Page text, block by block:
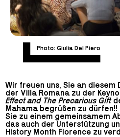
Photo: Giulia Del Piero
Wir freuen uns, Sie an diesem
der Villa Romana zu der
Effect and The Precarious Gift
Mahama begrüßen zu
Sie zu einem gemeinsamem
das auch der Unterstützung
History Month Florence zu